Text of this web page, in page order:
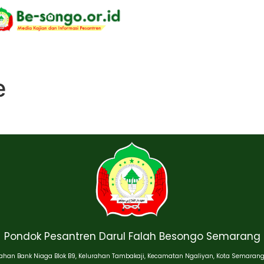
Pondok Pesantren Darul Falah Besongo Semarang
Bank Niaga Blok B9, Kelurahan Tambakaji, Kecamatan Ngaliyan, Kota